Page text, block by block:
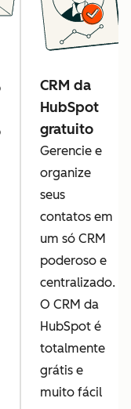
CRM da
HubSpot
gratuito
Gerencie e
organize
seus
contatos em
um só CRM
poderoso e
centralizado.
O CRM da
HubSpot é
totalmente
grátis e
muito fácil